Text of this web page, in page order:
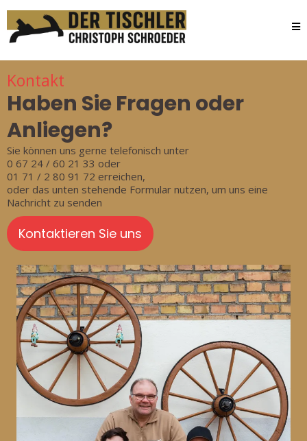
Kontakt
Haben Sie Fragen oder
Anliegen?
Sie können uns gerne telefonisch unter
0 67 24 / 60 21 33 oder
01 71 / 2 80 91 72 erreichen,
oder das unten stehende Formular nutzen, um uns eine
Nachricht zu senden
Kontaktieren Sie uns